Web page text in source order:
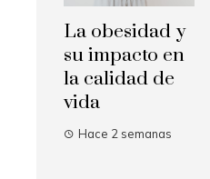
La obesidad y
su impacto en
la calidad de
vida
Hace 2 semanas